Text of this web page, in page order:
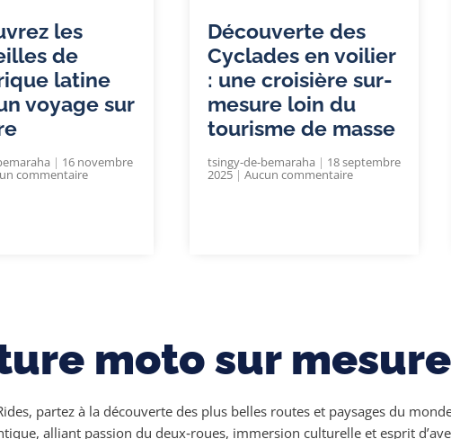
les
de
latine
voyage sur
16 novembre
commentaire
Découverte des
Cyclades en voilier
: une croisière sur-
mesure loin du
tourisme de masse
tsingy-de-bemaraha 18 septembre
2025 Aucun commentaire
moto sur mesure
partez à la découverte des plus belles routes et paysages du
alliant passion du deux‑roues, immersion culturelle et esprit